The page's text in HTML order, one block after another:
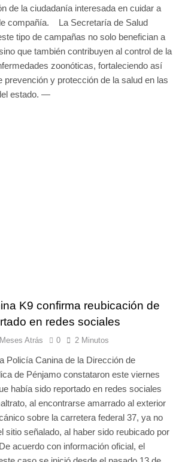
de la ciudadanía interesada en cuidar a
compañía. La Secretaría de Salud
tipo de campañas no solo benefician a
que también contribuyen al control de la
zoonóticas, fortaleciendo así
prevención y protección de la salud en las
estado. —
K9 confirma reubicación de
en redes sociales
Atrás 0 2 Minutos
Policía Canina de la Dirección de
de Pénjamo constataron este viernes
había sido reportado en redes sociales
al encontrarse amarrado al exterior
sobre la carretera federal 37, ya no
sitio señalado, al haber sido reubicado por
acuerdo con información oficial, el